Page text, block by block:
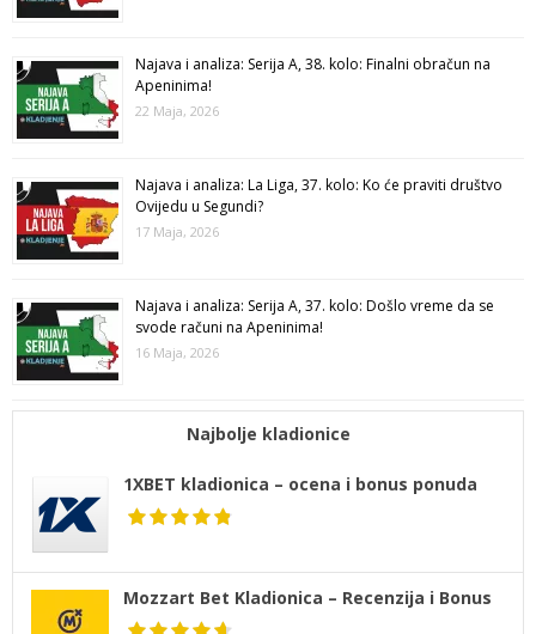
Najava i analiza: Serija A, 38. kolo: Finalni obračun na
Apeninima!
22 Maja, 2026
Najava i analiza: La Liga, 37. kolo: Ko će praviti društvo
Ovijedu u Segundi?
17 Maja, 2026
Najava i analiza: Serija A, 37. kolo: Došlo vreme da se
svode računi na Apeninima!
16 Maja, 2026
Najbolje kladionice
1XBET kladionica – ocena i bonus ponuda
Mozzart Bet Kladionica – Recenzija i Bonus